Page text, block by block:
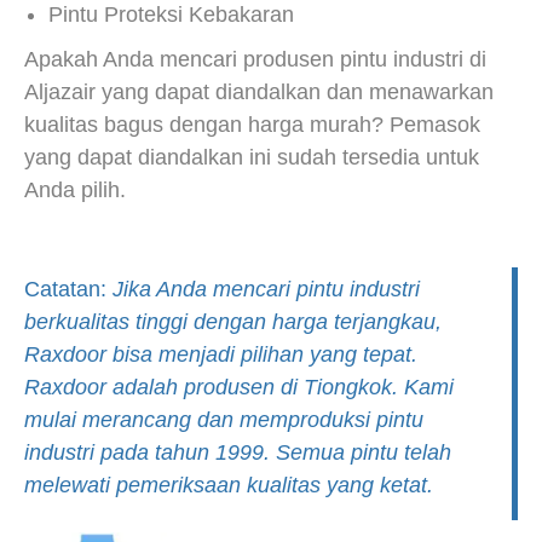
Pintu Proteksi Kebakaran
Apakah Anda mencari produsen pintu industri di
Aljazair yang dapat diandalkan dan menawarkan
kualitas bagus dengan harga murah? Pemasok
yang dapat diandalkan ini sudah tersedia untuk
Anda pilih.
Catatan: Jika Anda mencari pintu industri
berkualitas tinggi dengan harga terjangkau,
Raxdoor bisa menjadi pilihan yang tepat.
Raxdoor adalah produsen di Tiongkok. Kami
mulai merancang dan memproduksi pintu
industri pada tahun 1999. Semua pintu telah
melewati pemeriksaan kualitas yang ketat.